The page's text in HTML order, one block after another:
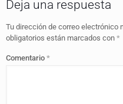
Deja una respuesta
Tu dirección de correo electrónico
obligatorios están marcados con *
Comentario *